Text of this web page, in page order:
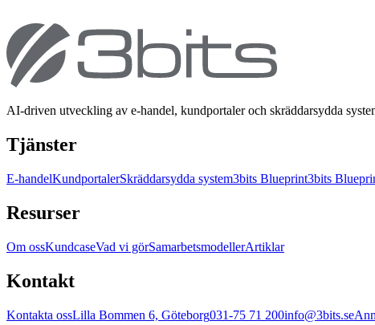
AI-driven utveckling av e-handel, kundportaler och skräddarsydda
Tjänster
E-handelKundportalerSkräddarsydda system3bits Blueprint3bits
Resurser
Om ossKundcaseVad vi görSamarbetsmodellerArtiklar
Kontakt
Kontakta ossLilla Bommen 6, Göteborg031-75 71 200info@3bits.se